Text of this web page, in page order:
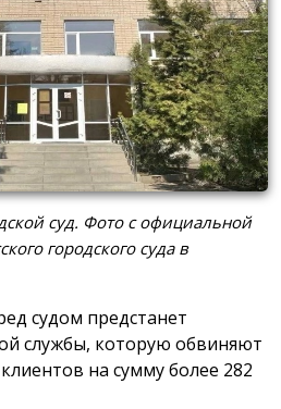
суд. Фото с официальной
городского суда в
судом предстанет
службы, которую обвиняют
на сумму более 282